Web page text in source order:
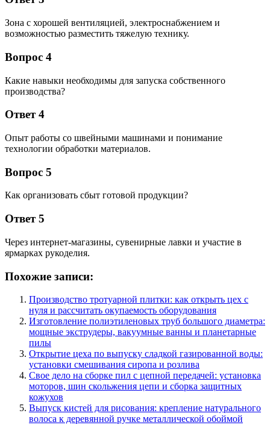
Зона с хорошей вентиляцией, электроснабжением и
возможностью разместить тяжелую технику.
Вопрос 4
Какие навыки необходимы для запуска собственного
производства?
Ответ 4
Опыт работы со швейными машинами и понимание
технологии обработки материалов.
Вопрос 5
Как организовать сбыт готовой продукции?
Ответ 5
Через интернет-магазины, сувенирные лавки и участие в
ярмарках рукоделия.
Похожие записи:
Производство тротуарной плитки: как открыть цех с
нуля и рассчитать окупаемость оборудования
Изготовление полиэтиленовых труб большого диаметра:
мощные экструдеры, вакуумные ванны и планетарные
пилы
Открытие цеха по выпуску сладкой газированной воды:
установки смешивания сиропа и розлива
Свое дело на сборке пил с цепной передачей: установка
моторов, шин скольжения цепи и сборка защитных
кожухов
Выпуск кистей для рисования: крепление натурального
волоса к деревянной ручке металлической обоймой